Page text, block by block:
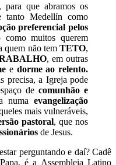
que abramos os
tanto Medellín como
preferencial pelos
muitos querem
quem não tem TETO,
, em outras
e dorme ao relento.
precisa, a Igreja pode
decomunhão e
numaevangelização
mais vulneráveis,
pastoral, que nos
de Jesus.
perguntando e daí? Cadê
é a Assembleia Latino